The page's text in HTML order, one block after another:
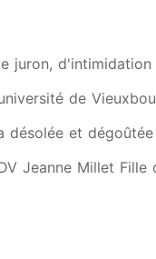
juron,
de
désolée et
Jeanne Millet
les plus
une université